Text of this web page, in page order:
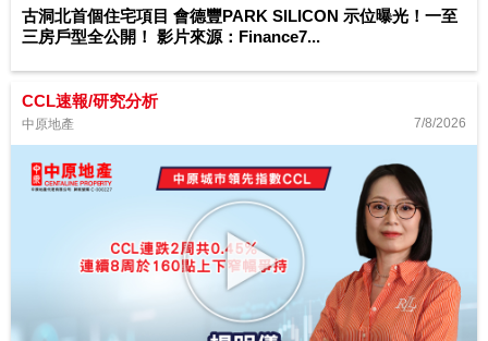
古洞北首個住宅項目 會德豐PARK SILICON 示位曝光！一至
三房戶型全公開！ 影片來源：Finance7...
CCL速報/研究分析
中原地產 7/8/2026